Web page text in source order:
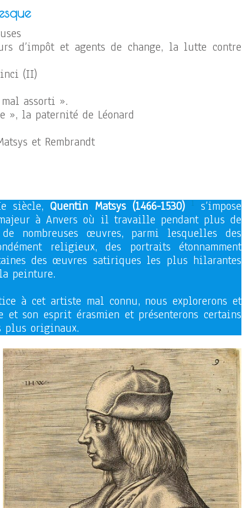
d’impôt et agents de change, la lutte contre
(II)
assorti ».
», la paternité de Léonard
et Rembrandt
siècle,Quentin Matsys (1466-1530) 1
s’impose
à Anvers où il travaille pendant plus de
nombreuses œuvres, parmi lesquelles des
religieux, des portraits étonnamment
des œuvres satiriques les plus hilarantes
peinture.
à cet artiste mal connu, nous explorerons et
et son esprit érasmien et présenterons certains
plus originaux.